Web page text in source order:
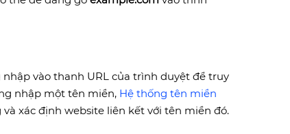
vào thanh URL của trình duyệt để truy
nhập một tên miền, Hệ thống tên miền
xác định website liên kết với tên miền đó.